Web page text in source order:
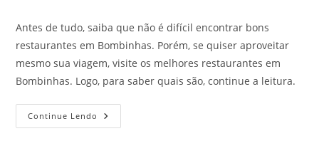
Antes de tudo, saiba que não é difícil encontrar bons
restaurantes em Bombinhas. Porém, se quiser aproveitar
mesmo sua viagem, visite os melhores restaurantes em
Bombinhas. Logo, para saber quais são, continue a leitura.
Continue Lendo Veja
Os